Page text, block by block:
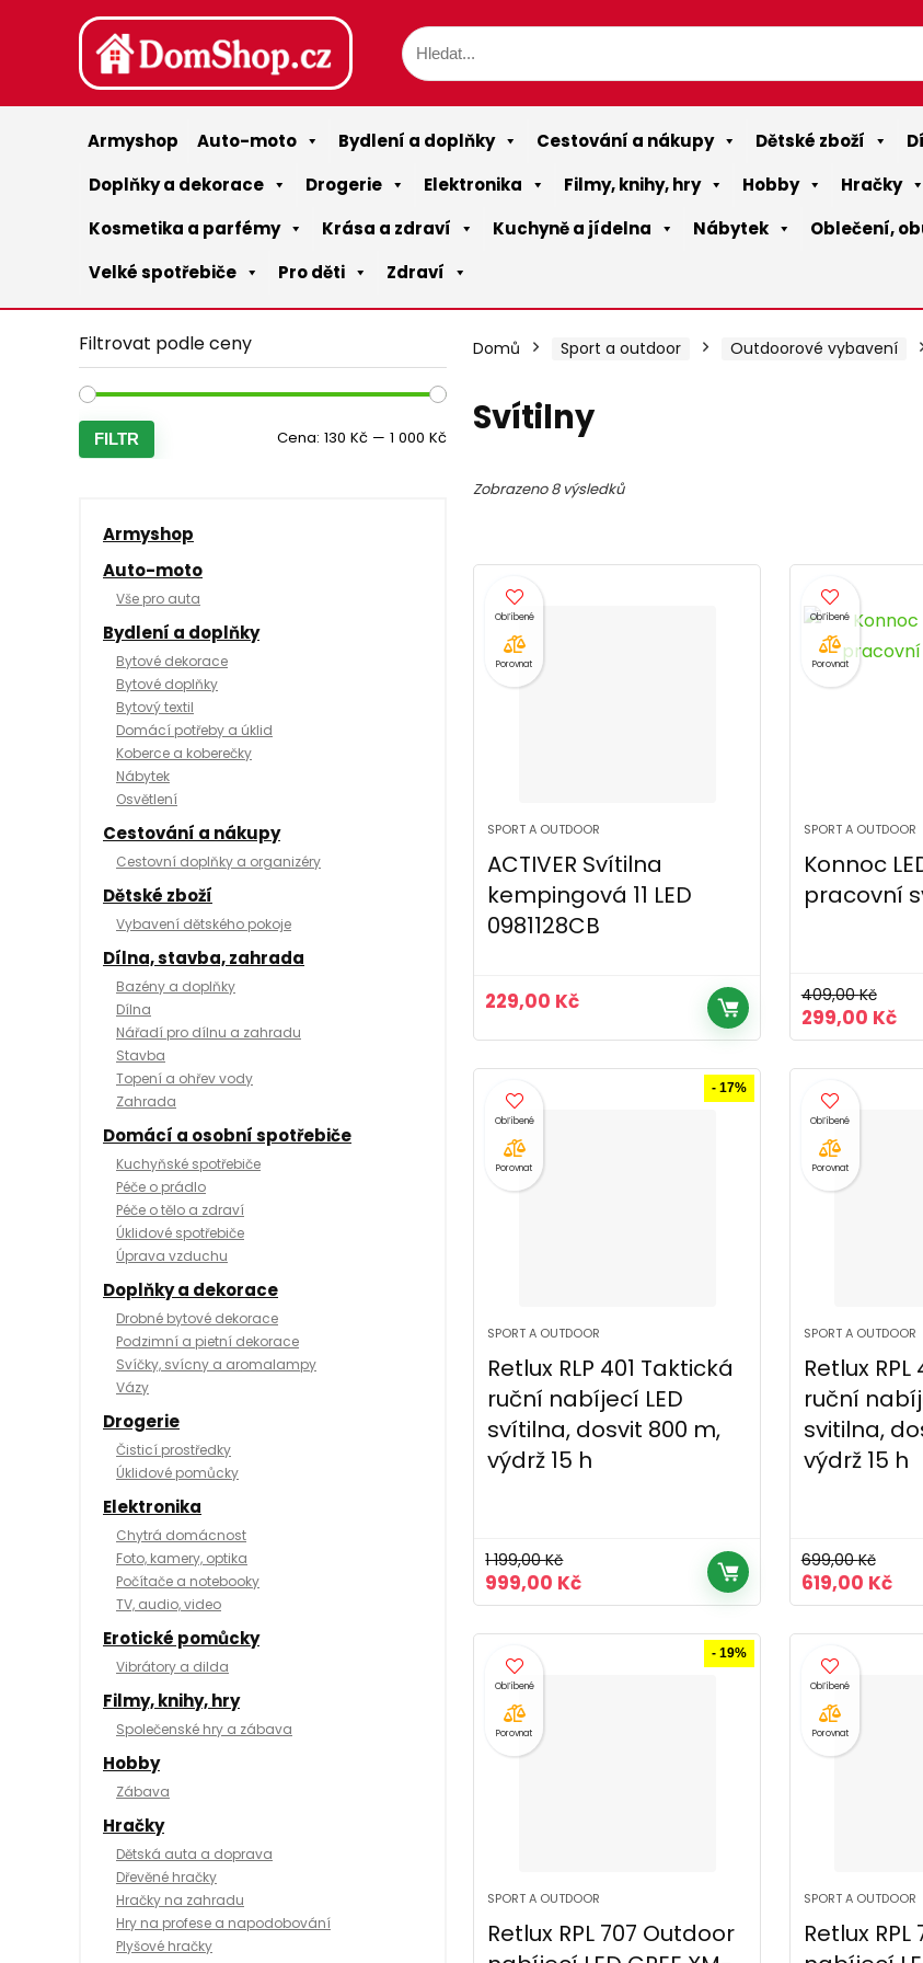
Armyshop Auto-moto Bydlení a doplňky Cestování a nákupy Dětské zboží
Doplňky a dekorace
Drogerie Elektronika Filmy, knihy, hry Hobby Hračky
Kosmetika a parfémy
Krása a zdraví Kuchyně a jídelna Nábytek Oblečení,
Velké spotřebiče
Pro děti Zdraví
Filtrovat podle ceny
Minimální
Maximální
FILTR Cena: 130 Kč — 1 000 Kč
Armyshop
Auto-moto
Vše pro auta
Bydlení a doplňky
Bytové dekorace
Bytové doplňky
Bytový textil
Domácí potřeby a úklid
Koberce a koberečky
Nábytek
Osvětlení
Cestování a nákupy
Cestovní doplňky a organizéry
Dětské zboží
Vybavení dětského pokoje
Dílna, stavba, zahrada
Bazény a doplňky
Dílna
Nářadí pro dílnu a zahradu
Stavba
Topení a ohřev vody
Zahrada
Domácí a osobní spotřebiče
Kuchyňské spotřebiče
Péče o prádlo
Péče o tělo a zdraví
Úklidové spotřebiče
Úprava vzduchu
Doplňky a dekorace
Drobné bytové dekorace
Podzimní a pietní dekorace
Svíčky, svícny a aromalampy
Vázy
Drogerie
Čisticí prostředky
Úklidové pomůcky
Elektronika
Chytrá domácnost
Foto, kamery, optika
Počítače a notebooky
TV, audio, video
Erotické pomůcky
Vibrátory a dilda
Filmy, knihy, hry
Společenské hry a zábava
Hobby
Zábava
Hračky
Dětská auta a doprava
Dřevěné hračky
Hračky na zahradu
Hry na profese a napodobování
Plyšové hračky
Domů Sport a outdoor Outdoorové vybavení
Svítilny
Zobrazeno 8 výsledků
Porovnat
SPORT A OUTDOOR
ACTIVER Svítilna
kempingová 11 LED
0981128CB
229,00 Kč
Porovnat
SPORT A OUTDOOR
Konnoc
pracovní
409,00Kč
Původní
cena
299,00 Kč
Porovnat
- 17%
SPORT A OUTDOOR
Retlux RLP 401 Taktická
ruční nabíjecí LED
svítilna, dosvit 800 m,
výdrž 15 h
1 199,00Kč
Původní
cena
199,00 Kč.
999,00 KčAktuální
cena
Porovnat
SPORT A OUTDOOR
Retlux
ruční
svitilna,
výdrž 15 h
699,00Kč
Původní
cena
619,00 Kč
Porovnat
- 19%
SPORT A OUTDOOR
Retlux RPL 707 Outdoor
Porovnat
SPORT A OUTDOOR
Retlux